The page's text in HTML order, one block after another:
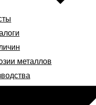
металлов